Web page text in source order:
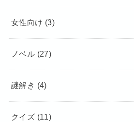
女性向け (3)
ノベル (27)
謎解き (4)
クイズ (11)